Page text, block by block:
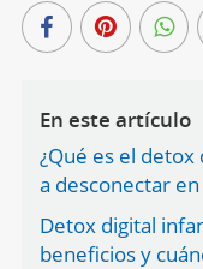
En este artículo
¿Qué es el detox
a desconectar en
Detox digital
beneficios y